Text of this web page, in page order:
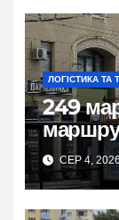
ЛОГІСТИКА ТА
249
СЕР 4,